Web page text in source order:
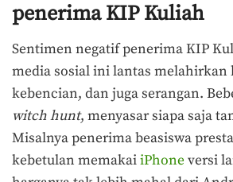
penerima KIP Kuliah
Sentimen negatif penerima KIP
media sosial ini lantas melahirkan
kebencian, dan juga serangan.
witch hunt, menyasar siapa saja
Misalnya penerima beasiswa
kebetulan memakaiiPhone versi